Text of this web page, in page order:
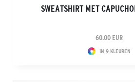
SWEATSHIRT MET
60.00 EUR
IN 9 KLEUREN